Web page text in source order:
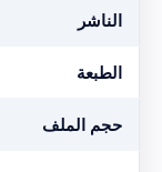
الناشر
الطبعة
حجم الملف